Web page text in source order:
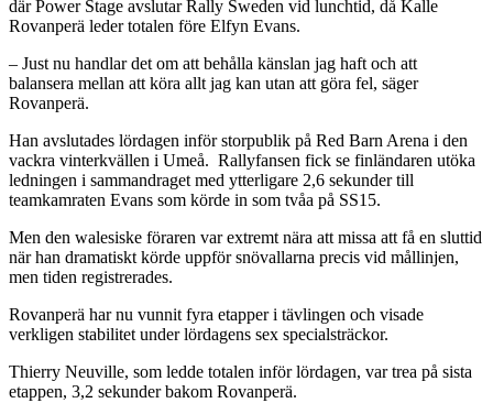
där Power Stage avslutar Rally Sweden vid lunchtid, då Kalle
Rovanperä leder totalen före Elfyn Evans.
– Just nu handlar det om att behålla känslan jag haft och att
balansera mellan att köra allt jag kan utan att göra fel, säger
Rovanperä.
Han avslutades lördagen inför storpublik på Red Barn Arena i den
vackra vinterkvällen i Umeå. Rallyfansen fick se finländaren utöka
ledningen i sammandraget med ytterligare 2,6 sekunder till
teamkamraten Evans som körde in som tvåa på SS15.
Men den walesiske föraren var extremt nära att missa att få en sluttid
när han dramatiskt körde uppför snövallarna precis vid mållinjen,
men tiden registrerades.
Rovanperä har nu vunnit fyra etapper i tävlingen och visade
verkligen stabilitet under lördagens sex specialsträckor.
Thierry Neuville, som ledde totalen inför lördagen, var trea på sista
etappen, 3,2 sekunder bakom Rovanperä.